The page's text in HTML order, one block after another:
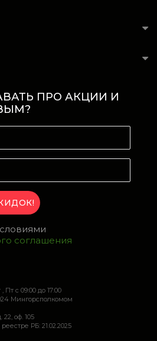
ПРО АКЦИИ И
соглашения
c 09:00 до 17:00
Мингорсполкомом
оф. 105
РБ: 21.02.2025